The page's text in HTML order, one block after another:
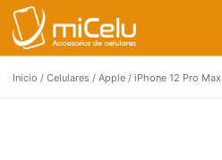
Inicio / Celulares / Apple / iPhone 12 Pro Max